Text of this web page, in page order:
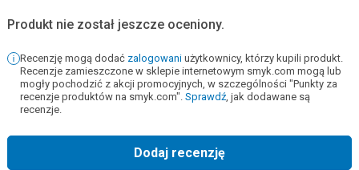
Produkt nie został jeszcze oceniony.
Recenzję mogą dodać zalogowani użytkownicy, którzy kupili produkt.
Recenzje zamieszczone w sklepie internetowym smyk.com mogą lub
mogły pochodzić z akcji promocyjnych, w szczególności "Punkty za
recenzje produktów na smyk.com". Sprawdź, jak dodawane są
recenzje.
Dodaj recenzję